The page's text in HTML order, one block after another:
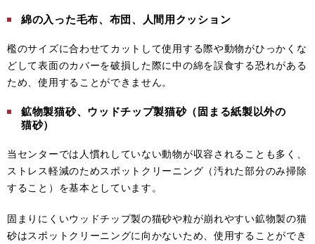
綿の入った毛布、布団、人間用クッション
檻のサイズに合わせてカットして使用する際や動物がひっかくな
どして表面のカバーを破損した際に中の綿を誤食する恐れがある
ため、使用することができません。
鉱物製猫砂、ウッドチップ製猫砂（固まる紙製以外の
猫砂）
当センターでは人慣れしていない動物が収容されることも多く、
ストレス軽減のためスポットクリーニング（汚れた部分のみ掃除
すること）を基本としています。
固まりにくいウッドチップ製の猫砂や粒が崩れやすい鉱物製の猫
砂はスポットクリーニングに向かないため、使用することができ